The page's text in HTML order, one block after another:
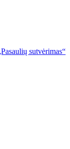
sutvėrimas“